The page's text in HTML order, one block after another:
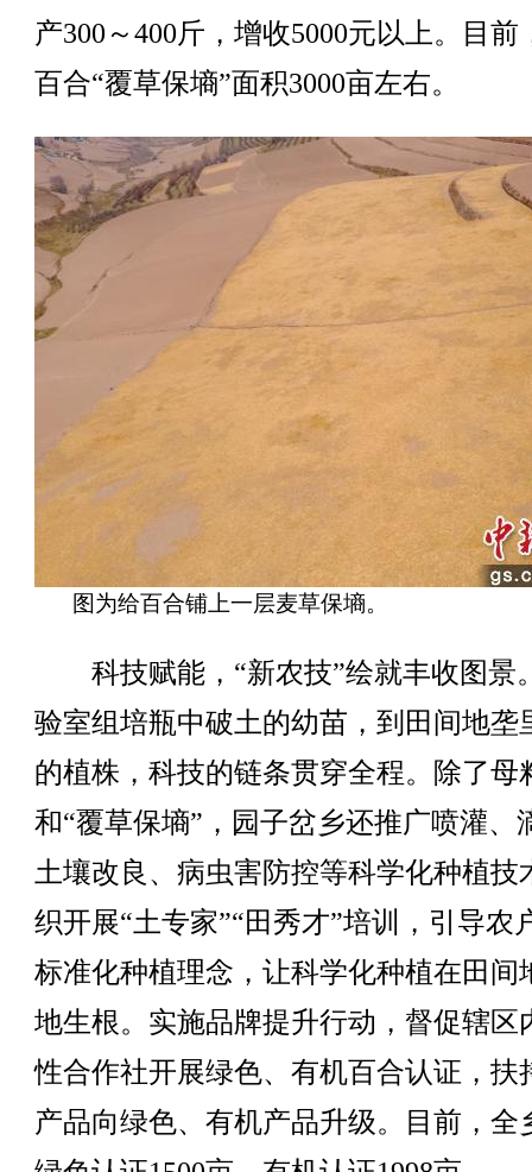
产300～400斤，增收5000元以上。目前
百合“覆草保墒”面积3000亩左右。
图为给百合铺上一层麦草保墒。
科技赋能，“新农技”绘就丰收图景
验室组培瓶中破土的幼苗，到田间地垄
的植株，科技的链条贯穿全程。除了母
和“覆草保墒”，园子岔乡还推广喷灌、
土壤改良、病虫害防控等科学化种植技
织开展“土专家”“田秀才”培训，引导农
标准化种植理念，让科学化种植在田间
地生根。实施品牌提升行动，督促辖区
性合作社开展绿色、有机百合认证，扶
产品向绿色、有机产品升级。目前，全